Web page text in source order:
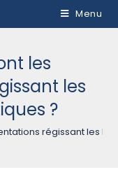
Menu
les
les
?
régissant les